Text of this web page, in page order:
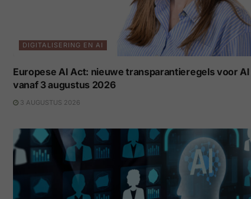
DIGITALISERING EN AI
Europese AI Act: nieuwe transparantieregels voor
vanaf 3 augustus 2026
3 AUGUSTUS 2026